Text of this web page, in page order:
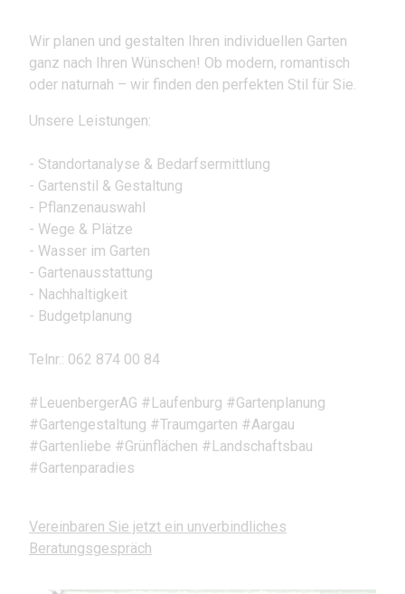
Wir planen und gestalten Ihren individuellen Garten
ganz nach Ihren Wünschen! Ob modern, romantisch
oder naturnah – wir finden den perfekten Stil für Sie.
Unsere Leistungen:
- Standortanalyse & Bedarfsermittlung
- Gartenstil & Gestaltung
- Pflanzenauswahl
- Wege & Plätze
- Wasser im Garten
- Gartenausstattung
- Nachhaltigkeit
- Budgetplanung
Telnr.: 062 874 00 84
#LeuenbergerAG #Laufenburg #Gartenplanung
#Gartengestaltung #Traumgarten #Aargau
#Gartenliebe #Grünflächen #Landschaftsbau
#Gartenparadies
Vereinbaren Sie jetzt ein unverbindliches
Beratungsgespräch